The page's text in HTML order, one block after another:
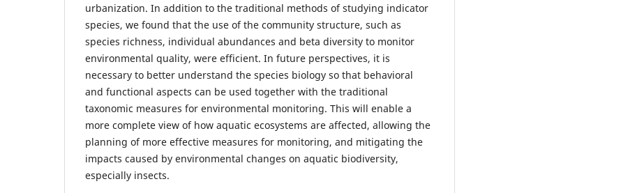
urbanization. In addition to the traditional methods of studying indicator
species, we found that the use of the community structure, such as
species richness, individual abundances and beta diversity to monitor
environmental quality, were efficient. In future perspectives, it is
necessary to better understand the species biology so that behavioral
and functional aspects can be used together with the traditional
taxonomic measures for environmental monitoring. This will enable a
more complete view of how aquatic ecosystems are affected, allowing the
planning of more effective measures for monitoring, and mitigating the
impacts caused by environmental changes on aquatic biodiversity,
especially insects.